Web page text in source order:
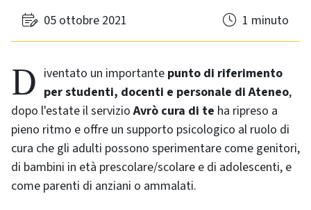
05 ottobre 2021 1 minuto
Diventato un importante punto di riferimento
per studenti, docenti e personale di Ateneo,
dopo l'estate il servizioAvrò cura di te ha ripreso a
pieno ritmo e offre un supporto psicologico al ruolo di
cura che gli adulti possono sperimentare come genitori,
di bambini in età prescolare/scolare e di adolescenti, e
come parenti di anziani o ammalati.